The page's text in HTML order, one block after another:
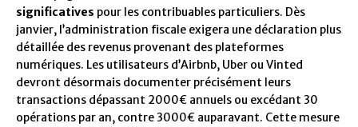
significatives pour les contribuables particuliers. Dès
janvier, l’administration fiscale exigera une déclaration plus
détaillée des revenus provenant des plateformes
numériques. Les utilisateurs d’Airbnb, Uber ou Vinted
devront désormais documenter précisément leurs
transactions dépassant 2000€ annuels ou excédant 30
opérations par an, contre 3000€ auparavant. Cette mesure